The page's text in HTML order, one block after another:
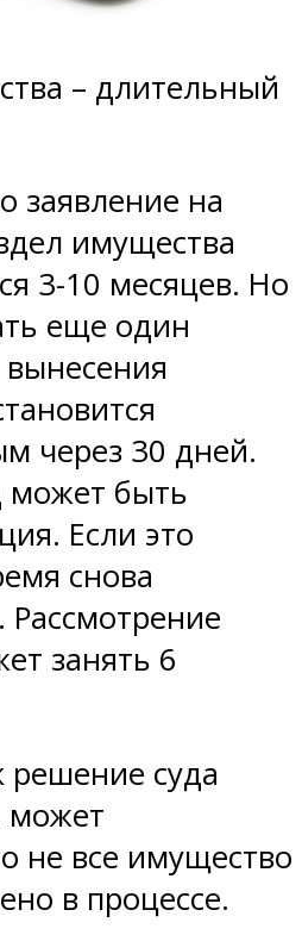
– длительный
заявление на
имущества
3-10 месяцев. Но
еще один
через 30 дней.
может быть
Если это
снова
Рассмотрение
занять 6
решение суда
может
не все имущество
в процессе.